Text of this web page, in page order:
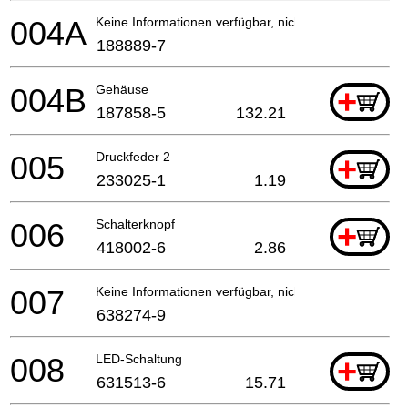
Keine Informationen verfügbar, nicht bestellbar
004A 188889-7
Gehäuse +
004B 187858-5 132.21
Druckfeder 2 +
005 233025-1 1.19
Schalterknopf +
006 418002-6 2.86
Keine Informationen verfügbar, nicht bestellbar
007 638274-9
LED-Schaltung +
008 631513-6 15.71